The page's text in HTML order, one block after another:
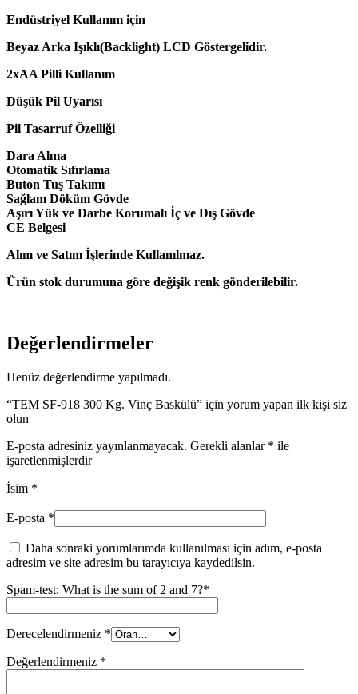
Endüstriyel Kullanım için
Beyaz Arka Işıklı(Backlight) LCD Göstergelidir.
2xAA Pilli Kullanım
Düşük Pil Uyarısı
Pil Tasarruf Özelliği
Dara Alma
Otomatik Sıfırlama
Buton Tuş Takımı
Sağlam Döküm Gövde
Aşırı Yük ve Darbe Korumalı İç ve Dış Gövde
CE Belgesi
Alım ve Satım İşlerinde Kullanılmaz.
Ürün stok durumuna göre değişik renk gönderilebilir.
Değerlendirmeler
Henüz değerlendirme yapılmadı.
“TEM SF-918 300 Kg. Vinç Baskülü” için yorum yapan ilk kişi siz
olun
E-posta adresiniz yayınlanmayacak. Gerekli alanlar * ile
işaretlenmişlerdir
İsim *
E-posta *
Daha sonraki yorumlarımda kullanılması için adım, e-posta
adresim ve site adresim bu tarayıcıya kaydedilsin.
Spam-test: What is the sum of 2 and 7?*
Derecelendirmeniz *
Değerlendirmeniz *